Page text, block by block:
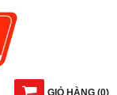
GIỎ HÀNG (0)